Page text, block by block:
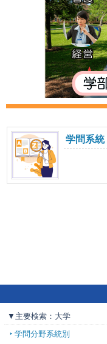
学問系
▼主要検索：大学
学問分野系統別